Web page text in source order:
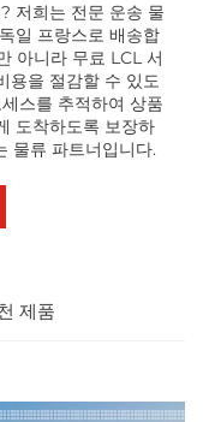
저희는 전문 운송 물
일 프랑스로 배송합
아니라 무료 LCL 서
용을 절감할 수 있도
스를 추적하여 상품
도착하도록 보장하
물류 파트너입니다.
제품